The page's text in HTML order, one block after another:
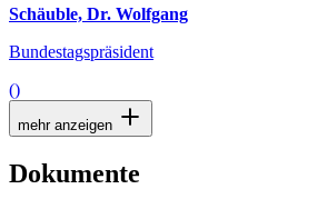
Schäuble, Dr. Wolfgang
Bundestagspräsident
()
mehr anzeigen
Dokumente